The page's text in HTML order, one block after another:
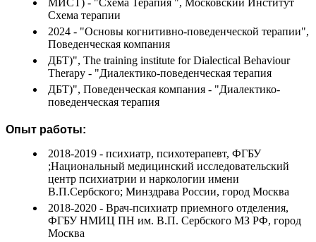
Схема терапии
2024 - "Основы когнитивно-поведенческой терапии",
Поведенческая компания
ДБТ)", The training institute for Dialectical Behaviour
Therapy - "Диалектико-поведенческая терапия
ДБТ)", Поведенческая компания - "Диалектико-
поведенческая терапия
Опыт работы:
2018-2019 - психиатр, психотерапевт, ФГБУ
;Национальный медицинский исследовательский
центр психиатрии и наркологии имени
В.П.Сербского; Минздрава России, город Москва
2018-2020 - Врач-психиатр приемного отделения,
ФГБУ НМИЦ ПН им. В.П. Сербского МЗ РФ, город
Москва